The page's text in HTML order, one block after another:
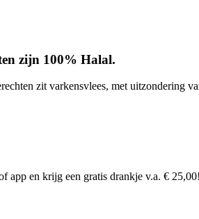
zijn 100% Halal.
zit varkensvlees, met uitzondering
app en krijg een gratis drankje v.a. € 25,00!